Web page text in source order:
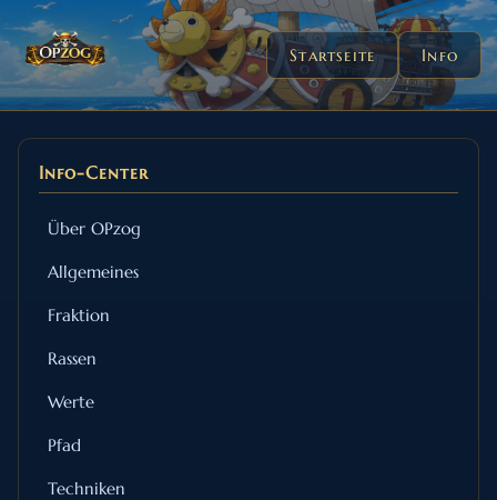
Startseite Info
Info-Center
Über OPzog
Allgemeines
Fraktion
Rassen
Werte
Pfad
Techniken